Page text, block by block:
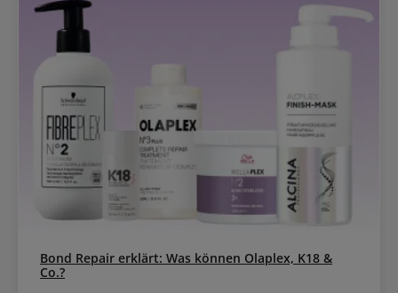
Bond Repair erklärt: Was können Olaplex, K18 &
Co.?